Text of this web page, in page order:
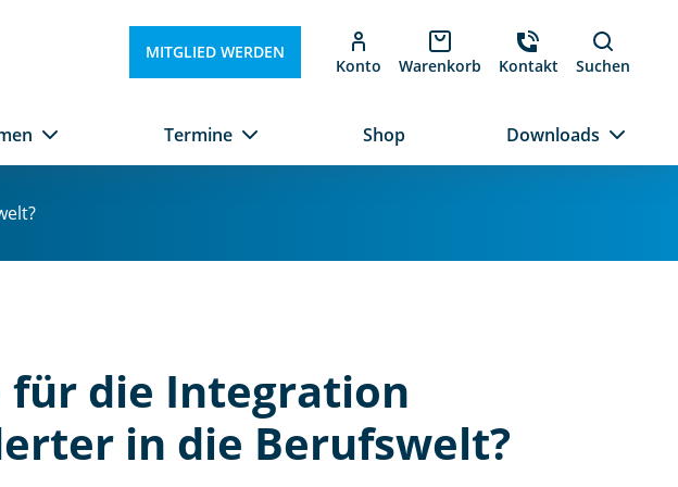
MITGLIED WERDEN
Konto Warenkorb Kontakt Suchen
Termine Shop Downloads
für die Integration
in die Berufswelt?